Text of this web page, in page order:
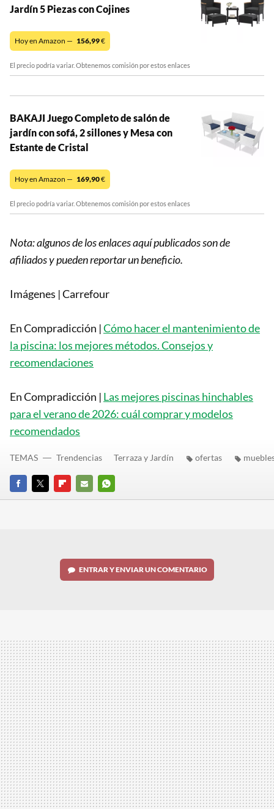
Jardín 5 Piezas con Cojines
Hoy en Amazon — 156,99€
El precio podría variar. Obtenemos comisión por estos enlaces
BAKAJI Juego Completo de salón de
jardín con sofá, 2 sillones y Mesa con
Estante de Cristal
Hoy en Amazon — 169,90€
El precio podría variar. Obtenemos comisión por estos enlaces
Nota: algunos de los enlaces aquí publicados son de
afiliados y pueden reportar un beneficio.
Imágenes | Carrefour
En Compradicción |Cómo hacer el mantenimiento de
la piscina: los mejores métodos. Consejos y
recomendaciones
En Compradicción | Las mejores piscinas hinchables
para el verano de 2026: cuál comprar y modelos
recomendados
FACEBOOK
TWITTERFLIPBOARD
E-
WHATSAPP
TEMAS Trendencias Terraza y Jardín ofertas
ENTRAR Y ENVIAR UN COMENTARIO